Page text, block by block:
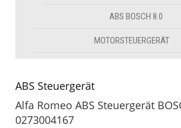
ABS BOSCH 8.0
MOTORSTEUERGERÄT
ABS Steuergerät
Alfa Romeo ABS Steuergerät
0273004167